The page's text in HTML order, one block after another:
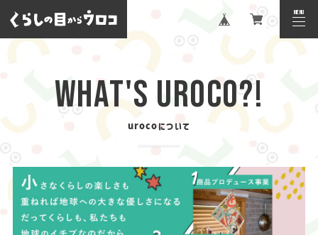
MENU
CLOSE
WHAT'S UROCO?!
urocoについて